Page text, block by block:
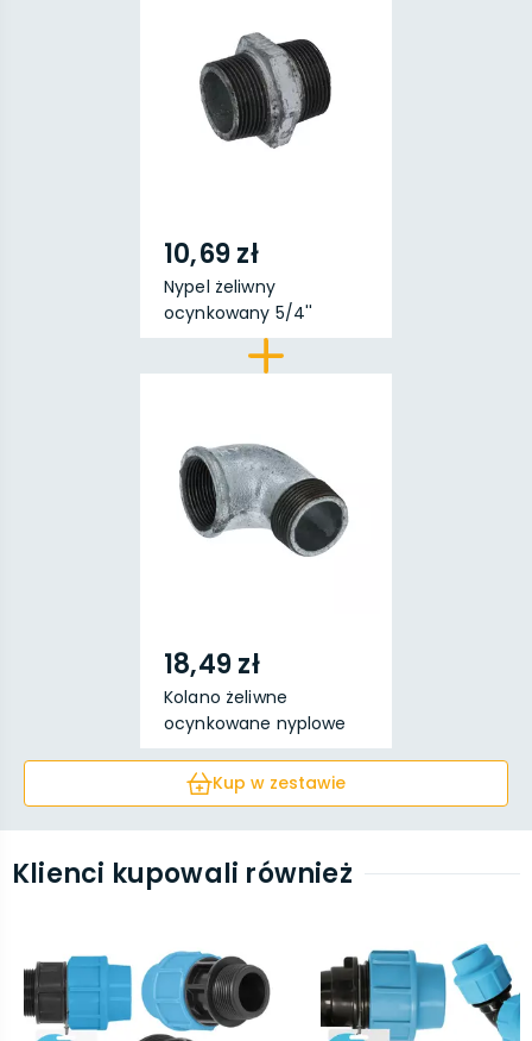
10,69 zł
Nypel żeliwny
ocynkowany 5/4''
18,49 zł
Kolano żeliwne
ocynkowane nyplowe
5/4''
Kup w zestawie
Klienci kupowali również